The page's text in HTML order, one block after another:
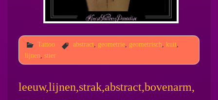
Tattoo abstract, geometrie, geometrisch kuit,
lijnen stier
leeuw,lijnen,strak,abstract,bovenarm,